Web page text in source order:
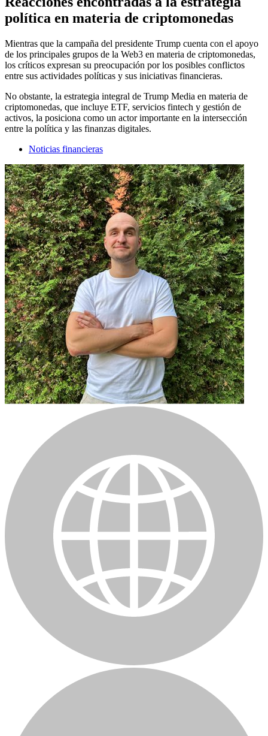
política en materia de criptomonedas
Mientras que la campaña del presidente Trump cuenta con el apoyo
de los principales grupos de la Web3 en materia de criptomonedas,
los críticos expresan su preocupación por los posibles conflictos
entre sus actividades políticas y sus iniciativas financieras.
No obstante, la estrategia integral de Trump Media en materia de
criptomonedas, que incluye ETF, servicios fintech y gestión de
activos, la posiciona como un actor importante en la intersección
entre la política y las finanzas digitales.
Noticias financieras